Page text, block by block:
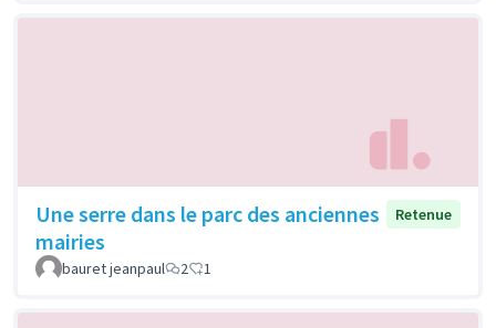
Une serre dans le parc des anciennes
mairies
Retenue
bauret jeanpaul 2 1